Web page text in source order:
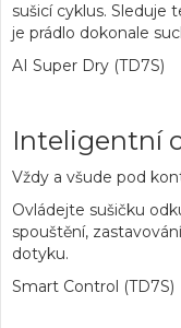
sušicí cyklus. Sleduje
je prádlo dokonale
AI Super Dry (TD7S)
Inteligentní
Vždy a všude pod
Ovládejte sušičku
spouštění,
dotyku.
Smart Control (TD7S)